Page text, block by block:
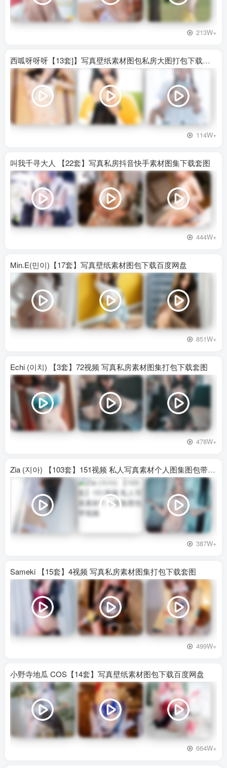
213W+
西呱呀呀呀【13套]】写真壁纸素材图包私房大图打包下载百度网盘
114W+
叫我千寻大人 【22套】写真私房抖音快手素材图集下载套图
444W+
Min.E(민이)【17套】写真壁纸素材图包下载百度网盘
851W+
Echi (이치) 【3套】72视频 写真私房素材图集打包下载套图
478W+
Zia (지아) 【103套】151视频 私人写真素材个人图集图包带视频
387W+
Sameki 【15套】4视频 写真私房素材图集打包下载套图
499W+
小野寺地瓜 COS【14套】写真壁纸素材图包下载百度网盘
664W+